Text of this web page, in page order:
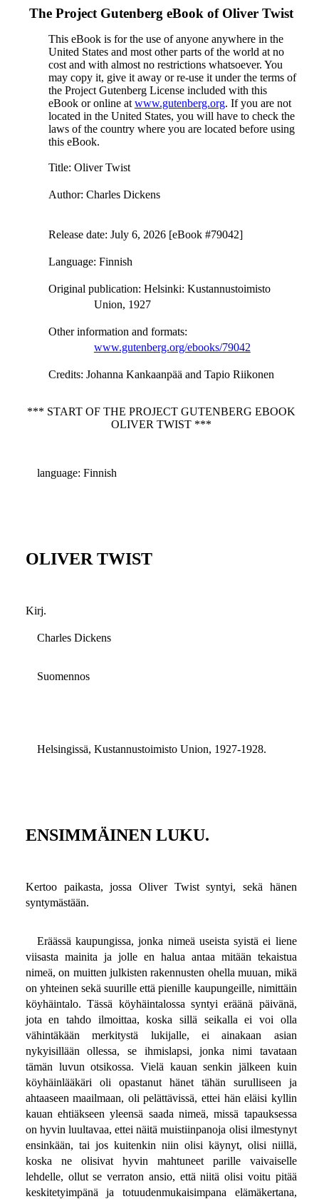
The Project Gutenberg eBook of Oliver Twist
This eBook is for the use of anyone anywhere in the
United States and most other parts of the world at no
cost and with almost no restrictions whatsoever. You
may copy it, give it away or re-use it under the terms of
the Project Gutenberg License included with this
eBook or online at www.gutenberg.org. If you are not
located in the United States, you will have to check the
laws of the country where you are located before using
this eBook.
Title: Oliver Twist
Author: Charles Dickens
Release date: July 6, 2026 [eBook #79042]
Language: Finnish
Original publication: Helsinki: Kustannustoimisto
Union, 1927
Other information and formats:
www.gutenberg.org/ebooks/79042
Credits: Johanna Kankaanpää and Tapio Riikonen
*** START OF THE PROJECT GUTENBERG EBOOK
OLIVER TWIST ***
language: Finnish
OLIVER TWIST
Kirj.
Charles Dickens
Suomennos
Helsingissä, Kustannustoimisto Union, 1927-1928.
ENSIMMÄINEN LUKU.
Kertoo paikasta, jossa Oliver Twist syntyi, sekä hänen
syntymästään.
Eräässä kaupungissa, jonka nimeä useista syistä ei liene
viisasta mainita ja jolle en halua antaa mitään tekaistua
nimeä, on muitten julkisten rakennusten ohella muuan, mikä
on yhteinen sekä suurille että pienille kaupungeille, nimittäin
köyhäintalo. Tässä köyhäintalossa syntyi eräänä päivänä,
jota en tahdo ilmoittaa, koska sillä seikalla ei voi olla
vähintäkään merkitystä lukijalle, ei ainakaan asian
nykyisillään ollessa, se ihmislapsi, jonka nimi tavataan
tämän luvun otsikossa. Vielä kauan senkin jälkeen kuin
köyhäinlääkäri oli opastanut hänet tähän surulliseen ja
ahtaaseen maailmaan, oli pelättävissä, ettei hän eläisi kyllin
kauan ehtiäkseen yleensä saada nimeä, missä tapauksessa
on hyvin luultavaa, ettei näitä muistiinpanoja olisi ilmestynyt
ensinkään, tai jos kuitenkin niin olisi käynyt, olisi niillä,
koska ne olisivat hyvin mahtuneet parille vaivaiselle
lehdelle, ollut se verraton ansio, että niitä olisi voitu pitää
keskitetyimpänä ja totuudenmukaisimpana elämäkertana,